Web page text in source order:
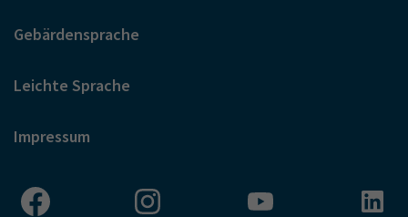
Gebärdensprache
Leichte Sprache
Impressum